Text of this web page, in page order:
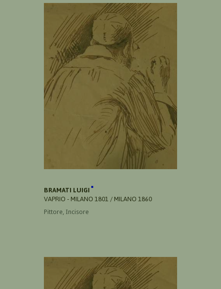
BRAMATI LUIGI
VAPRIO - MILANO 1801 / MILANO 1860
Pittore, Incisore